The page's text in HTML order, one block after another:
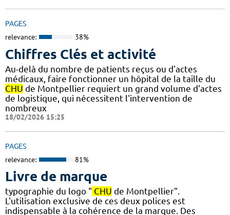
PAGES
relevance: 38%
Chiffres Clés et activité
Au-delà du nombre de patients reçus ou d'actes
médicaux, faire fonctionner un hôpital de la taille du
CHU de Montpellier requiert un grand volume d'actes
de logistique, qui nécessitent l'intervention de
nombreux
18/02/2026 15:25
PAGES
relevance: 81%
Livre de marque
typographie du logo " CHU de Montpellier".
L'utilisation exclusive de ces deux polices est
indispensable à la cohérence de la marque. Des